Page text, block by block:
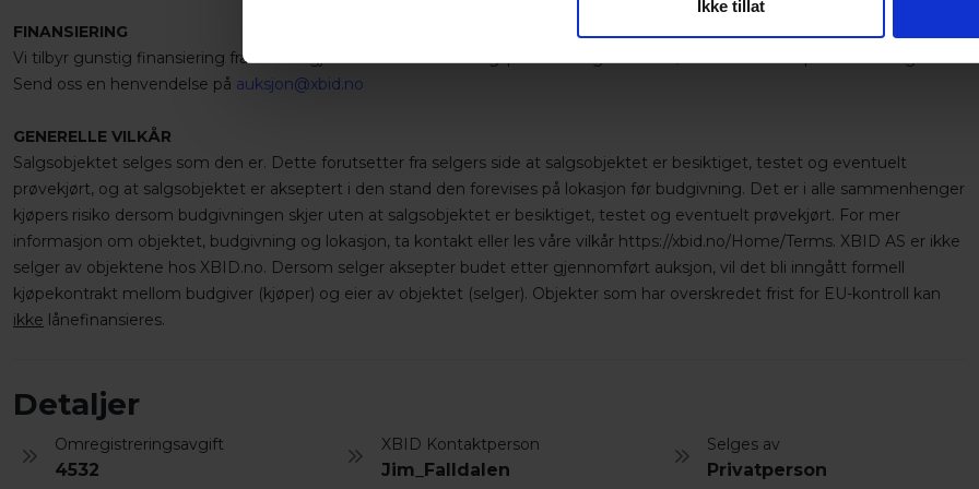
Ikke tillat
FINANSIERING
Vi tilbyr gunstig finansiering fra 0-10 år gjennom vår finansieringspartner Brage Finans. Ønsker du tilbud på finansiering?
Send oss en henvendelse på auksjon@xbid.no
GENERELLE VILKÅR
Salgsobjektet selges som den er. Dette forutsetter fra selgers side at salgsobjektet er besiktiget, testet og eventuelt
prøvekjørt, og at salgsobjektet er akseptert i den stand den forevises på lokasjon før budgivning. Det er i alle sammenhenger
kjøpers risiko dersom budgivningen skjer uten at salgsobjektet er besiktiget, testet og eventuelt prøvekjørt. For mer
informasjon om objektet, budgivning og lokasjon, ta kontakt eller les våre vilkår https://xbid.no/Home/Terms. XBID AS er ikke
selger av objektene hos XBID.no. Dersom selger aksepter budet etter gjennomført auksjon, vil det bli inngått formell
kjøpekontrakt mellom budgiver (kjøper) og eier av objektet (selger). Objekter som har overskredet frist for EU-kontroll kan
ikke lånefinansieres.
Detaljer
Omregistreringsavgift
4532
XBID Kontaktperson
Jim_Falldalen
Selges av
Privatperson